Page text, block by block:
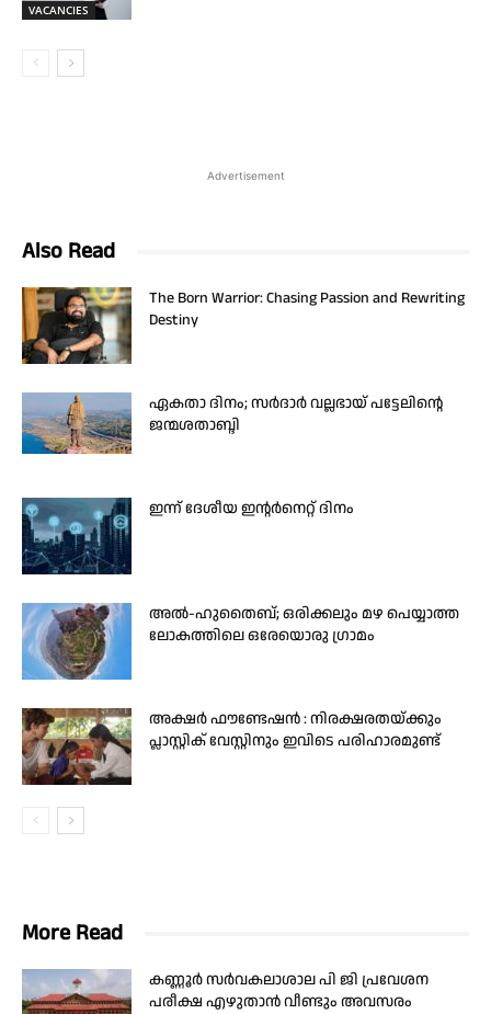
VACANCIES
Advertisement
Also Read
The Born Warrior: Chasing Passion and Rewriting
Destiny
ഏകതാ ദിനം; സർദാർ വല്ലഭായ് പട്ടേലിന്റെ
ജന്മശതാബ്ദി
ഇന്ന് ദേശീയ ഇന്റർനെറ്റ് ദിനം
അൽ-ഹുതൈബ്; ഒരിക്കലും മഴ പെയ്യാത്ത
ലോകത്തിലെ ഒരേയൊരു ഗ്രാമം
അക്ഷർ ഫൗണ്ടേഷൻ : നിരക്ഷരതയ്ക്കും
പ്ലാസ്റ്റിക് വേസ്റ്റിനും ഇവിടെ പരിഹാരമുണ്ട്
More Read
കണ്ണൂർ സർവകലാശാല പി ജി പ്രവേശന
പരീക്ഷ എഴുതാൻ വീണ്ടും അവസരം